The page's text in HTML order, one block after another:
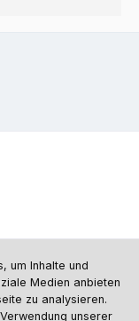
um Inhalte und
Medien anbieten
zu analysieren.
unserer